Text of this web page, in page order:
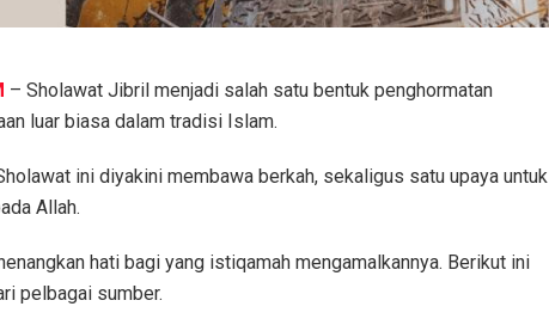
– Sholawat Jibril menjadi salah satu bentuk penghormatan
luar biasa dalam tradisi Islam.
ini diyakini membawa berkah, sekaligus satu upaya untuk
Allah.
hati bagi yang istiqamah mengamalkannya. Berikut ini
pelbagai sumber.